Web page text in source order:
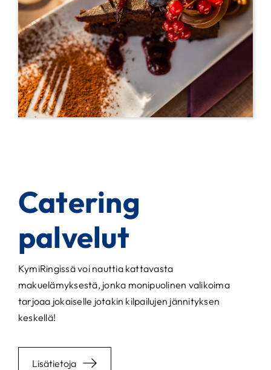
Catering
palvelut
KymiRingissä voi nauttia kattavasta
makuelämyksestä, jonka monipuolinen valikoima
tarjoaa jokaiselle jotakin kilpailujen jännityksen
keskellä!
Lisätietoja